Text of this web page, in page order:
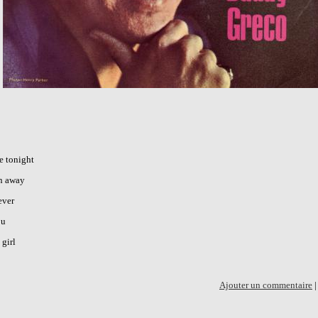
tonight
away
girl
Ajouter un commentaire |